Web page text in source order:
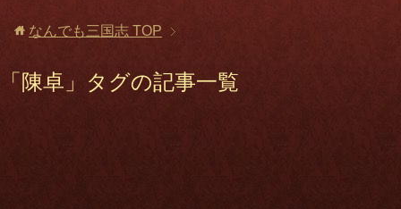
なんでも三国志 TOP
「陳卓」タグの記事一覧